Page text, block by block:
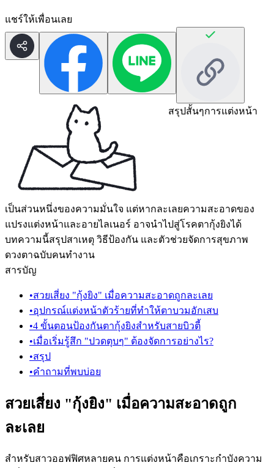
แชร์ให้เพื่อนเลย
สรุปสั้นๆการแต่งหน้า
เป็นส่วนหนึ่งของความมั่นใจ แต่หากละเลยความสะอาดของ
แปรงแต่งหน้าและอายไลเนอร์ อาจนำไปสู่โรคตากุ้งยิงได้
บทความนี้สรุปสาเหตุ วิธีป้องกัน และตัวช่วยจัดการสุขภาพ
ดวงตาฉบับคนทำงาน
สารบัญ
•สวยเสี่ยง "กุ้งยิง" เมื่อความสะอาดถูกละเลย
•อุปกรณ์แต่งหน้าตัวร้ายที่ทำให้ตาบวมอักเสบ
•4 ขั้นตอนป้องกันตากุ้งยิงสำหรับสายบิวตี้
•เมื่อเริ่มรู้สึก "ปวดตุบๆ" ต้องจัดการอย่างไร?
•สรุป
•คำถามที่พบบ่อย
สวยเสี่ยง "กุ้งยิง" เมื่อความสะอาดถูก
ละเลย
สำหรับสาวออฟฟิศหลายคน การแต่งหน้าคือเกราะกำบังความ